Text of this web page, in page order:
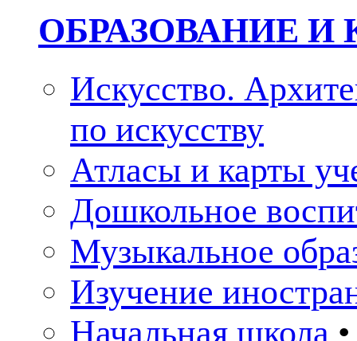
ОБРАЗОВАНИЕ И
Искусство.
по искусству
Атласы и карты
Дошкольное
Музыкальное
Изучение
Начальная школа •